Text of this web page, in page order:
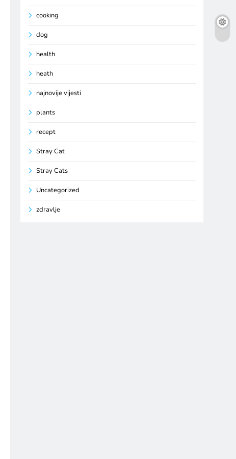
cooking
dog
health
heath
najnovije vijesti
plants
recept
Stray Cat
Stray Cats
Uncategorized
zdravlje